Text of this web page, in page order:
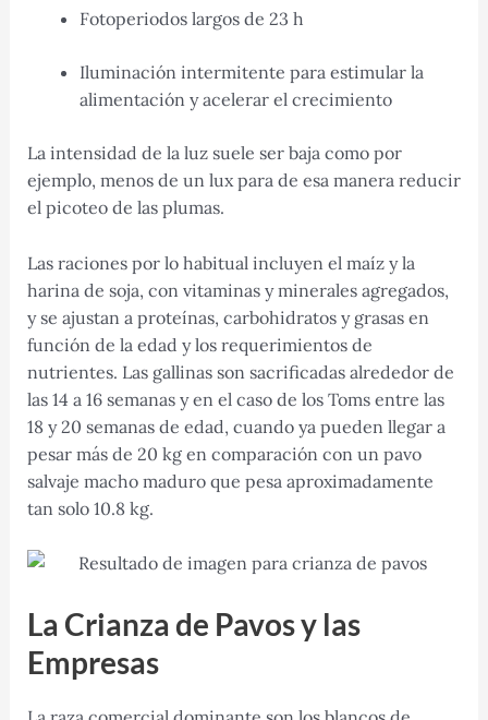
Fotoperiodos largos de 23 h
Iluminación intermitente para estimular la
alimentación y acelerar el crecimiento
La intensidad de la luz suele ser baja como por
ejemplo, menos de un lux para de esa manera reducir
el picoteo de las plumas.
Las raciones por lo habitual incluyen el maíz y la
harina de soja, con vitaminas y minerales agregados,
y se ajustan a proteínas, carbohidratos y grasas en
función de la edad y los requerimientos de
nutrientes. Las gallinas son sacrificadas alrededor de
las 14 a 16 semanas y en el caso de los Toms entre las
18 y 20 semanas de edad, cuando ya pueden llegar a
pesar más de 20 kg en comparación con un pavo
salvaje macho maduro que pesa aproximadamente
tan solo 10.8 kg.
La Crianza de Pavos y las
Empresas